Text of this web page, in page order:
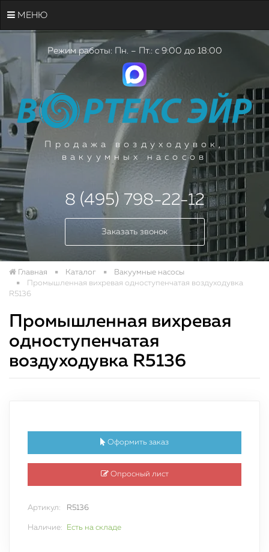
МЕНЮ
Режим работы: Пн. – Пт.: с 9:00 до 18:00
Продажа воздуходувок,
вакуумных насосов
8 (495) 798-22-12
Заказать звонок
Главная Каталог
Вакуумные насосы
Промышленная вихревая одноступенчатая воздуходувка
R5136
Промышленная вихревая
одноступенчатая
воздуходувка R5136
Оформить заказ
Опросный лист
Артикул: R5136
Наличие: Есть на складе